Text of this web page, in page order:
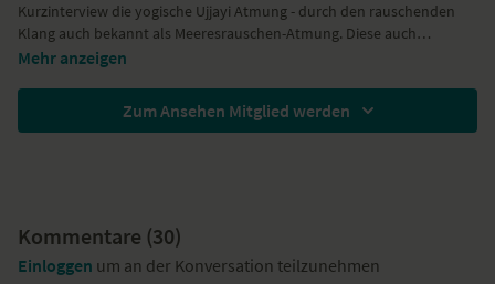
Kurzinterview die yogische Ujjayi Atmung - durch den rauschenden
Klang auch bekannt als Meeresrauschen-Atmung. Diese auch
sogenannte "Siegesatmung" soll unsere hüpfenden Gedanken mit
ausgeführt werden. Anna gibt Tipps zur Ausführung (auch von ihrem
Mehr anzeigen
Zum Ansehen Mitglied werden
Kommentare (30)
Einloggen um an der Konversation teilzunehmen